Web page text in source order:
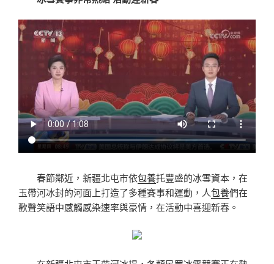
春節鄰近，新疆北屯市依包養托豐盛的冰雪資本，在
玉帶河冰封的河面上打造了多種賽事和運動，人包養們在
歡聲笑語中感觸感染速率與豪情，在活動中喜迎新春。